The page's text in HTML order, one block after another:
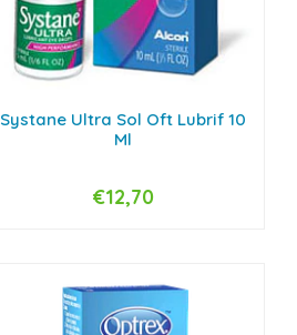
Systane Ultra Sol Oft Lubrif 10
Ml
+
€12,70